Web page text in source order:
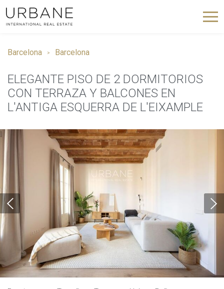
Barcelona Barcelona
ELEGANTE PISO DE 2 DORMITORIOS
CON TERRAZA Y BALCONES EN
L'ANTIGA ESQUERRA DE L'EIXAMPLE